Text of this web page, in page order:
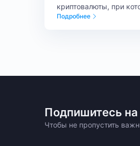
криптовалюты, при
собственные мощности
Подробнее
Подпишитесь
Чтобы не пропустить